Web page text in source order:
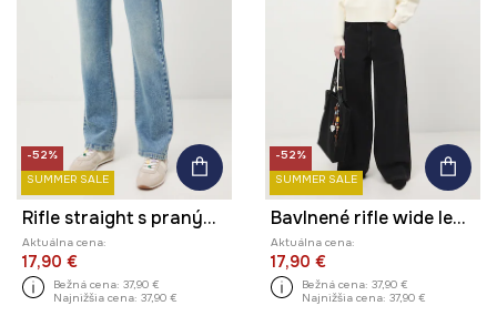
-52%
SUMMER SALE
Rifle straight s praným efektom
Aktuálna cena:
17,90 €
Bežná cena: 37,90 €
Najnižšia cena: 37,90 €
-52%
SUMMER SALE
Bavlnené rifle wide leg s praným efektom
Aktuálna cena:
17,90 €
Bežná cena: 37,90 €
Najnižšia cena: 37,90 €